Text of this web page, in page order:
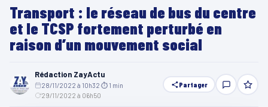
Transport : le réseau de bus du centre
et le TCSP fortement perturbé en
raison d’un mouvement social
Rédaction ZayActu
28/11/2022 à 10h32 ⏱ 1 min
29/11/2022 à 06h50
Partager